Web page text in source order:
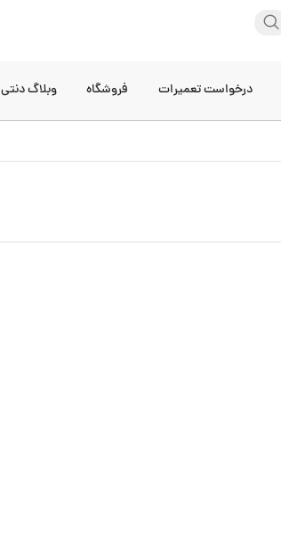
درخواست تعمیرات فروشگاه وبلاگ دنتی